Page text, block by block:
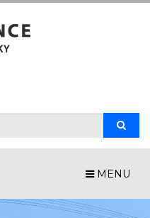
MENU